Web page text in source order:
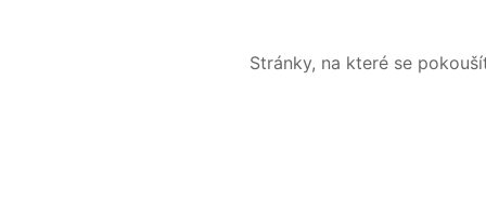
Stránky, na které se